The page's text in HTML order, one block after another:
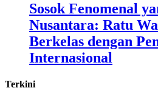
Sosok Fenomenal
Nusantara: Ratu
Berkelas dengan
Internasional
Terkini